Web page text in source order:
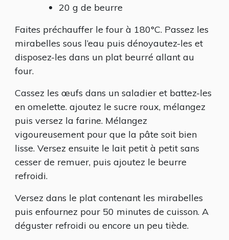
20 g de beurre
Faites préchauffer le four à 180°C. Passez les
mirabelles sous l’eau puis dénoyautez-les et
disposez-les dans un plat beurré allant au
four.
Cassez les œufs dans un saladier et battez-les
en omelette. ajoutez le sucre roux, mélangez
puis versez la farine. Mélangez
vigoureusement pour que la pâte soit bien
lisse. Versez ensuite le lait petit à petit sans
cesser de remuer, puis ajoutez le beurre
refroidi.
Versez dans le plat contenant les mirabelles
puis enfournez pour 50 minutes de cuisson. A
déguster refroidi ou encore un peu tiède.